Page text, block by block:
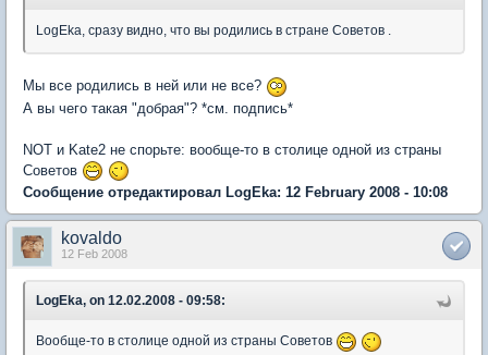
LogEka, сразу видно, что вы родились в стране Советов .
Мы все родились в ней или не все?
А вы чего такая "добрая"? *см. подпись*
NOT и Kate2 не спорьте: вообще-то в столице одной из страны
Советов
Сообщение отредактировал LogEka: 12 February 2008 - 10:08
kovaldo
12 Feb 2008
LogEka, on 12.02.2008 - 09:58:
Вообще-то в столице одной из страны Советов